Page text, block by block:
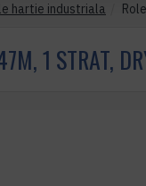
hartie industriala
1 STRAT,